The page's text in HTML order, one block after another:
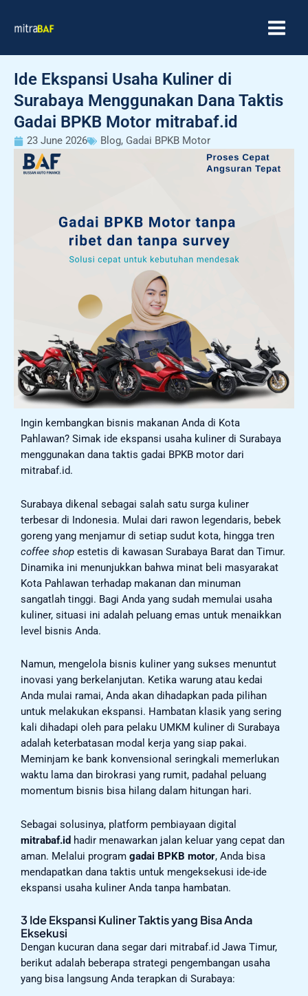
Ide Ekspansi Usaha Kuliner di
Surabaya Menggunakan Dana Taktis
Gadai BPKB Motor mitrabaf.id
23 June 2026 Blog, Gadai BPKB Motor
Ingin kembangkan bisnis makanan Anda di Kota
Pahlawan? Simak ide ekspansi usaha kuliner di Surabaya
menggunakan dana taktis gadai BPKB motor dari
mitrabaf.id.
Surabaya dikenal sebagai salah satu surga kuliner
terbesar di Indonesia. Mulai dari rawon legendaris, bebek
goreng yang menjamur di setiap sudut kota, hingga tren
coffee shop estetis di kawasan Surabaya Barat dan Timur.
Dinamika ini menunjukkan bahwa minat beli masyarakat
Kota Pahlawan terhadap makanan dan minuman
sangatlah tinggi. Bagi Anda yang sudah memulai usaha
kuliner, situasi ini adalah peluang emas untuk menaikkan
level bisnis Anda.
Namun, mengelola bisnis kuliner yang sukses menuntut
inovasi yang berkelanjutan. Ketika warung atau kedai
Anda mulai ramai, Anda akan dihadapkan pada pilihan
untuk melakukan ekspansi. Hambatan klasik yang sering
kali dihadapi oleh para pelaku UMKM kuliner di Surabaya
adalah keterbatasan modal kerja yang siap pakai.
Meminjam ke bank konvensional seringkali memerlukan
waktu lama dan birokrasi yang rumit, padahal peluang
momentum bisnis bisa hilang dalam hitungan hari.
Sebagai solusinya, platform pembiayaan digital
mitrabaf.id hadir menawarkan jalan keluar yang cepat dan
aman. Melalui program gadai BPKB motor, Anda bisa
mendapatkan dana taktis untuk mengeksekusi ide-ide
ekspansi usaha kuliner Anda tanpa hambatan.
3 Ide Ekspansi Kuliner Taktis yang Bisa Anda
Eksekusi
Dengan kucuran dana segar dari mitrabaf.id Jawa Timur,
berikut adalah beberapa strategi pengembangan usaha
yang bisa langsung Anda terapkan di Surabaya: